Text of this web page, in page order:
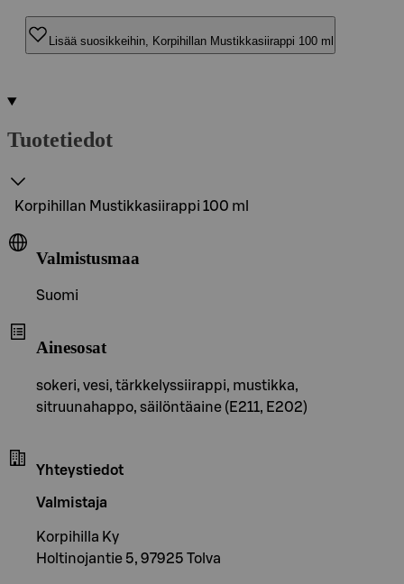
Lisää suosikkeihin, Korpihillan Mustikkasiirappi 100 ml
Tuotetiedot
Korpihillan Mustikkasiirappi 100 ml
Valmistusmaa
Suomi
Ainesosat
sokeri, vesi, tärkkelyssiirappi, mustikka,
sitruunahappo, säilöntäaine (E211, E202)
Yhteystiedot
Valmistaja
Korpihilla Ky
Holtinojantie 5, 97925 Tolva